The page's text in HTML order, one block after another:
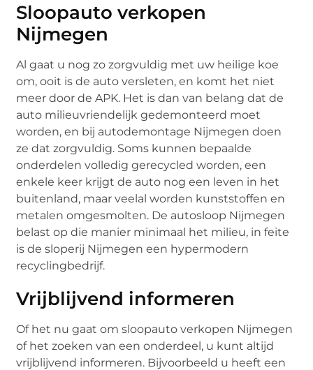
Sloopauto verkopen
Nijmegen
Al gaat u nog zo zorgvuldig met uw heilige koe
om, ooit is de auto versleten, en komt het niet
meer door de APK. Het is dan van belang dat de
auto milieuvriendelijk gedemonteerd moet
worden, en bij autodemontage Nijmegen doen
ze dat zorgvuldig. Soms kunnen bepaalde
onderdelen volledig gerecycled worden, een
enkele keer krijgt de auto nog een leven in het
buitenland, maar veelal worden kunststoffen en
metalen omgesmolten. De autosloop Nijmegen
belast op die manier minimaal het milieu, in feite
is de sloperij Nijmegen een hypermodern
recyclingbedrijf.
Vrijblijvend informeren
Of het nu gaat om sloopauto verkopen Nijmegen
of het zoeken van een onderdeel, u kunt altijd
vrijblijvend informeren. Bijvoorbeeld u heeft een